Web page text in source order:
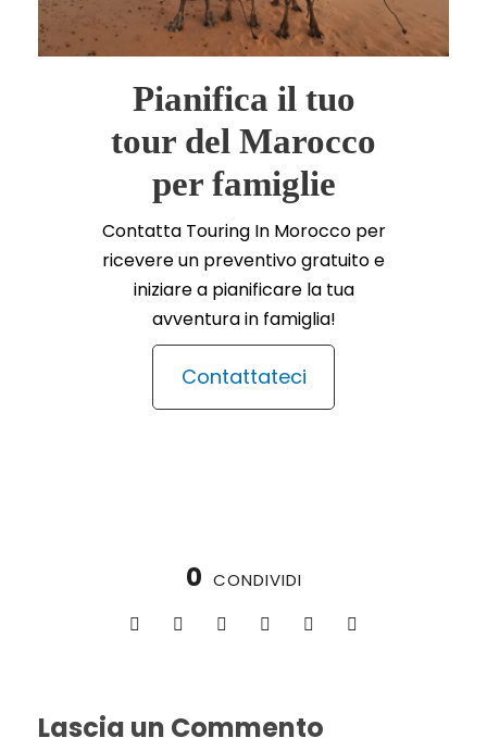
Pianifica il tuo
tour del Marocco
per famiglie
Contatta Touring In Morocco per
ricevere un preventivo gratuito e
iniziare a pianificare la tua
avventura in famiglia!
Contattateci
0 CONDIVIDI
Lascia un Commento